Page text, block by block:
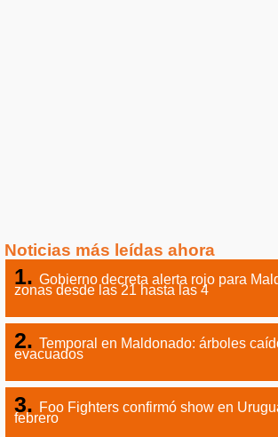
Noticias más leídas ahora
Gobierno decreta alerta rojo para
zonas desde las 21 hasta las 4
Temporal en Maldonado: árboles
evacuados
Foo Fighters confirmó show en
febrero